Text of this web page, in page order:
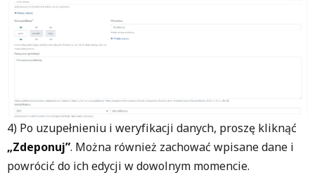
4) Po uzupełnieniu i weryfikacji danych, proszę kliknąć
„Zdeponuj”. Można również zachować wpisane dane i
powrócić do ich edycji w dowolnym momencie.